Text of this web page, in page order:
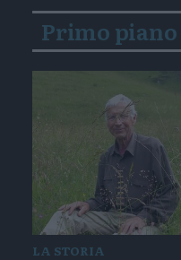
Primo piano
LA STORIA